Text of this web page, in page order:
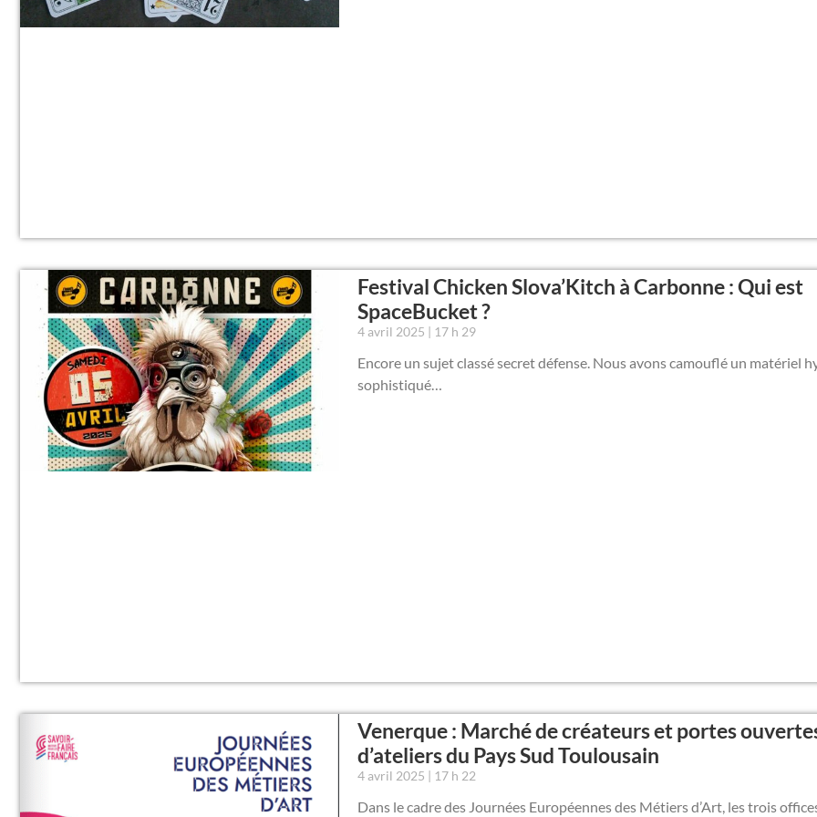
Festival Chicken Slova’Kitch à Carbonne : Qui est
SpaceBucket ?
4 avril 2025 17 h 29
Encore un sujet classé secret défense. Nous avons camouflé un matériel
sophistiqué…
Venerque : Marché de créateurs et portes
d’ateliers du Pays Sud Toulousain
4 avril 2025 17 h 22
Dans le cadre des Journées Européennes des Métiers d’Art, les trois